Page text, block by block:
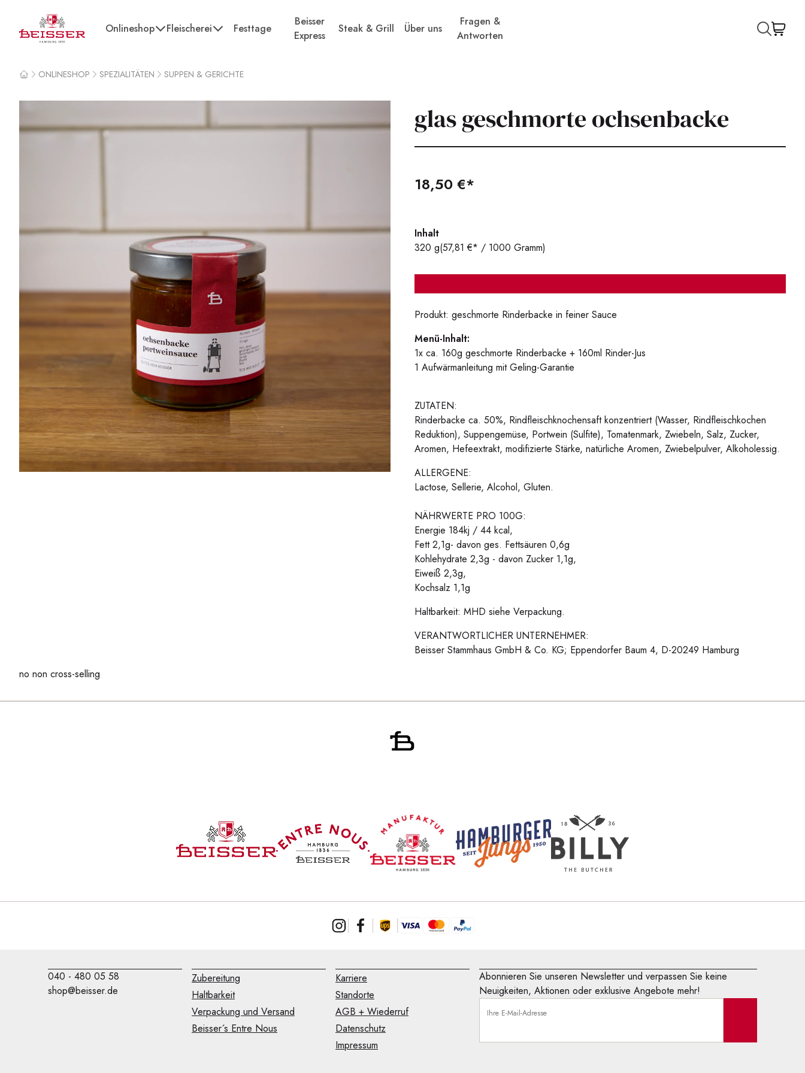
Beisser
Onlineshop Fleischerei Festtage
Beisser
Express
Steak & Grill Über uns
Fragen &
Antworten
ONLINESHOP SPEZIALITÄTEN SUPPEN & GERICHTE
glas geschmorte ochsenbacke
18,50 €*
Inhalt
320 g(57,81 €* / 1000 Gramm)
Produkt: geschmorte Rinderbacke in feiner Sauce
Menü-Inhalt:
1x ca. 160g geschmorte Rinderbacke + 160ml Rinder-Jus
1 Aufwärmanleitung mit Geling-Garantie
ZUTATEN:
Rinderbacke ca. 50%, Rindfleischknochensaft konzentriert (Wasser, Rindfleischkochen
Reduktion), Suppengemüse, Portwein (Sulfite), Tomatenmark, Zwiebeln, Salz, Zucker,
Aromen, Hefeextrakt, modifizierte Stärke, natürliche Aromen, Zwiebelpulver, Alkoholessig.
ALLERGENE:
Lactose, Sellerie, Alcohol, Gluten.
NÄHRWERTE PRO 100G:
Energie 184kj / 44 kcal,
Fett 2,1g- davon ges. Fettsäuren 0,6g
Kohlehydrate 2,3g - davon Zucker 1,1g,
Eiweiß 2,3g,
Kochsalz 1,1g
Haltbarkeit: MHD siehe Verpackung.
VERANTWORTLICHER UNTERNEHMER:
Beisser Stammhaus GmbH & Co. KG; Eppendorfer Baum 4, D-20249 Hamburg
no non cross-selling
040 - 480 05 58
shop@beisser.de
Zubereitung
Haltbarkeit
Verpackung und Versand
Beisser´s Entre Nous
Karriere
Standorte
AGB + Wiederruf
Datenschutz
Impressum
Abonnieren Sie unseren Newsletter und verpassen Sie keine
Neuigkeiten, Aktionen oder exklusive Angebote mehr!
Ihre E-Mail-Adresse